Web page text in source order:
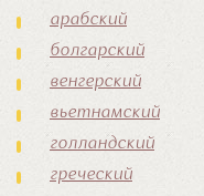
арабский
болгарский
венгерский
вьетнамский
голландский
греческий